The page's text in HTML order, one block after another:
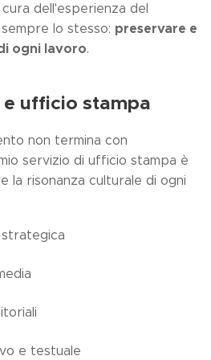
dell'esperienza del
lo stesso: preservare e
ogni lavoro.
ufficio stampa
non termina con
servizio di ufficio stampa è
la risonanza culturale di ogni
strategica
e testuale